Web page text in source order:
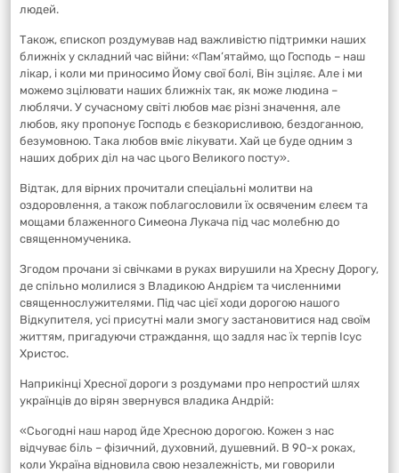
людей.
Також, єпископ роздумував над важливістю підтримки наших
ближніх у складний час війни: «Пам’ятаймо, що Господь – наш
лікар, і коли ми приносимо Йому свої болі, Він зціляє. Але і ми
можемо зцілювати наших ближніх так, як може людина –
люблячи. У сучасному світі любов має різні значення, але
любов, яку пропонує Господь є безкорисливою, бездоганною,
безумовною. Така любов вміє лікувати. Хай це буде одним з
наших добрих діл на час цього Великого посту».
Відтак, для вірних прочитали спеціальні молитви на
оздоровлення, а також поблагословили їх освяченим єлеєм та
мощами блаженного Симеона Лукача під час молебню до
священномученика.
Згодом прочани зі свічками в руках вирушили на Хресну Дорогу,
де спільно молилися з Владикою Андрієм та численними
священнослужителями. Під час цієї ходи дорогою нашого
Відкупителя, усі присутні мали змогу застановитися над своїм
життям, пригадуючи страждання, що задля нас їх терпів Ісус
Христос.
Наприкінці Хресної дороги з роздумами про непростий шлях
українців до вірян звернувся владика Андрій:
«Сьогодні наш народ йде Хресною дорогою. Кожен з нас
відчуває біль – фізичний, духовний, душевний. В 90-х роках,
коли Україна відновила свою незалежність, ми говорили